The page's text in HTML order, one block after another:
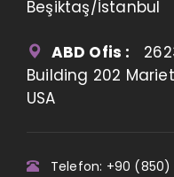
Beşiktaş/İstanbul
ABD Ofis :
Building 202
USA
Telefon: +90 (850)